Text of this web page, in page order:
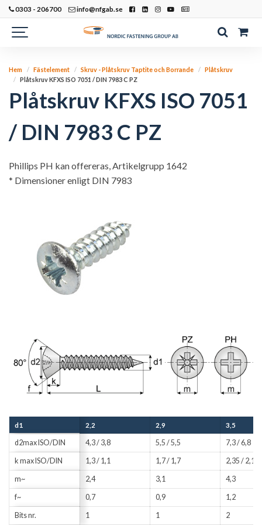
0303 - 206700 info@nfgab.se
Hem Fästelement Skruv - Plåtskruv Taptite och Borrande
Plåtskruv
Plåtskruv KFXS ISO 7051 / DIN 7983 C PZ
Plåtskruv KFXS ISO 7051
/ DIN 7983 C PZ
Phillips PH kan offereras, Artikelgrupp 1642
* Dimensioner enligt DIN 7983
d1 2,2 2,9 3,5
d2max ISO/DIN 4,3 / 3,8 5,5 / 5,5 7,3 / 6,8
k max ISO/DIN 1,3 / 1,1 1,7 / 1,7 2,35 / 2,1
m~ 2,4 3,1 4,3
f~ 0,7 0,9 1,2
Bits nr. 1 1 2